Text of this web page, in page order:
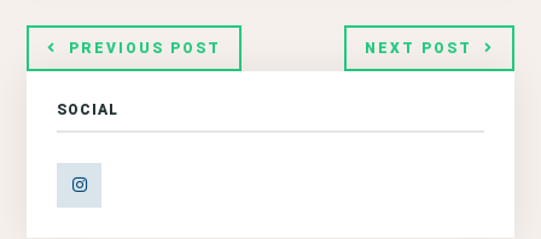
PREVIOUS POST NEXT POST
SOCIAL